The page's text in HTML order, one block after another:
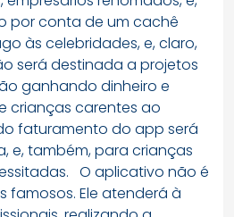
por conta de um cachê
às celebridades, e, claro,
será destinada a projetos
ganhando dinheiro e
crianças carentes ao
faturamento do app será
e, também, para crianças
O aplicativo não é
famosos. Ele atenderá à